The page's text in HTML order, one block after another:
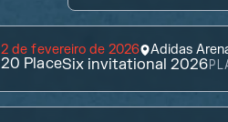
2 de fevereiro de 2026 Adidas
20 PlaceSix invitational 2026